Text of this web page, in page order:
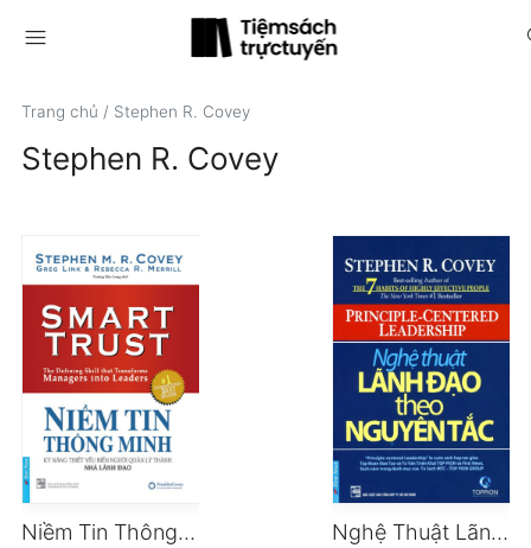
menu
Trang chủ / Stephen R. Covey
Stephen R. Covey
Niềm Tin Thông Minh Nghệ Thuật Lãnh Đạo Theo Nguyên Tắc